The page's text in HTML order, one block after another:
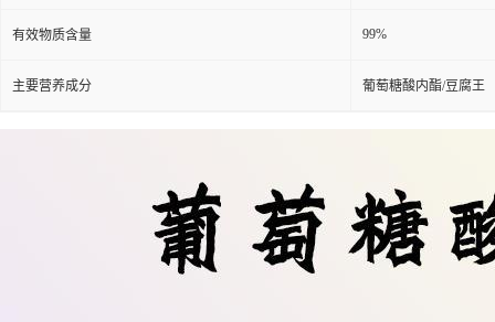
有效物质含量 99%
主要营养成分 葡萄糖酸内酯/豆腐王